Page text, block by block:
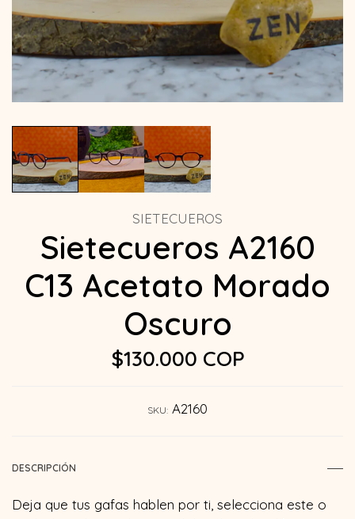
SIETECUEROS
Sietecueros A2160
C13 Acetato Morado
Oscuro
$130.000 COP
SKU: A2160
DESCRIPCIÓN
Deja que tus gafas hablen por ti, selecciona este o